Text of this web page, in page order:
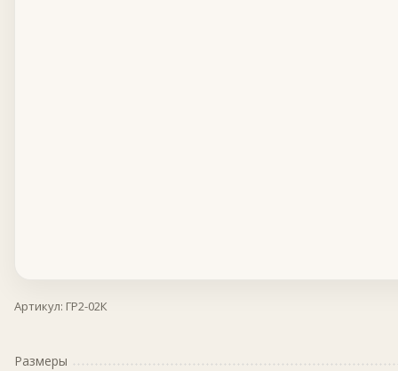
Артикул: ГР2-02К
Размеры